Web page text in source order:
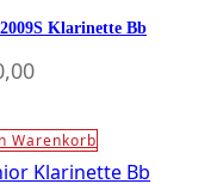
Klarinette Bb
Warenkorb